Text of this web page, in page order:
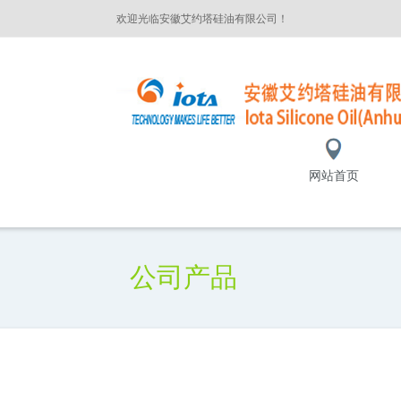
欢迎光临安徽艾约塔硅油有限公司！
网站首页
公司产品